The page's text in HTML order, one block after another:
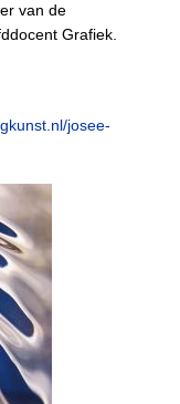
van de
Grafiek.
josee-